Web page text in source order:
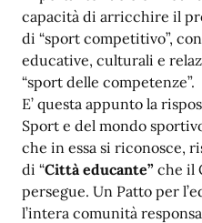
capacità di arricchire il
di “sport competitivo”,
educative, culturali e
“sport delle competenze”.
E’ questa appunto la
Sport e del mondo
che in essa si riconosce,
di “Città educante” che il
persegue. Un Patto per
l’intera comunità